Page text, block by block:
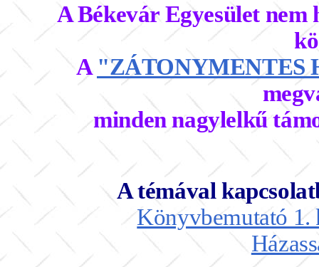
A Békevár Egyesület
A "ZÁTONYMENTES
minden nagylelkű
A témával
Könyvbemutató 1.